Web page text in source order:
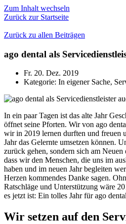
Zum Inhalt wechseln
Zurück zur Startseite
Zurück zu allen Beiträgen
ago dental als
Fr. 20. Dez. 2019
Kategorie: In eigener Sache,
In ein paar Tagen ist das alte Jahr
öffnet seine Pforten. Wir von ago
wir in 2019 lernen durften und freuen
Jahr das Gelernte umsetzen können.
zurück gehen, sondern sich am
dass wir den Menschen, die uns im
haben und im neuen Jahr begleiten
Herzen kommendes Danke sagen.
Ratschläge und Unterstützung wäre
es jetzt ist: Ein tolles Jahr für ago
Wir setzen auf den